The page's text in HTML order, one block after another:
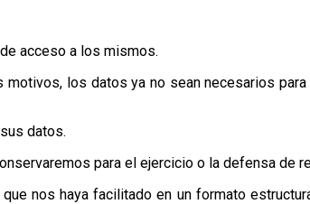
acceso a los mismos.
los datos ya no sean necesarios
datos.
para el ejercicio o la defensa de
nos haya facilitado en un formato